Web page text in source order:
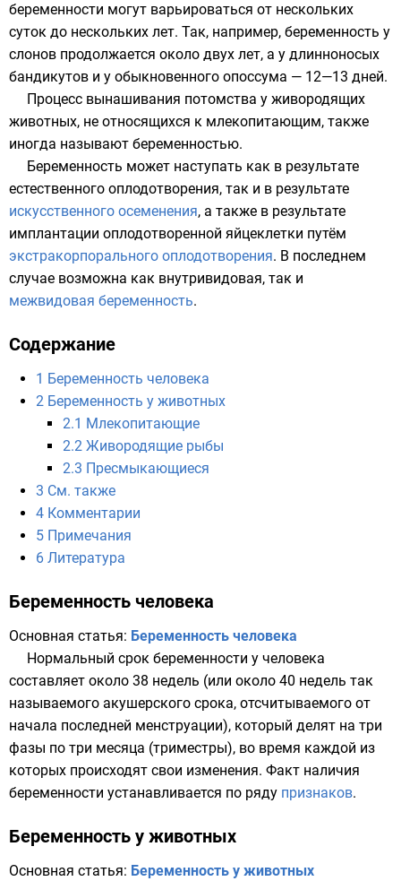
беременности могут варьироваться от нескольких
суток до нескольких лет. Так, например, беременность у
слонов продолжается около двух лет, а у длинноносых
бандикутов и у обыкновенного опоссума — 12—13 дней.
Процесс вынашивания потомства у живородящих
животных, не относящихся к млекопитающим, также
иногда называют беременностью.
Беременность может наступать как в результате
естественного оплодотворения, так и в результате
искусственного осеменения, а также в результате
имплантации оплодотворенной яйцеклетки путём
экстракорпорального оплодотворения. В последнем
случае возможна как внутривидовая, так и
межвидовая беременность.
Содержание
1 Беременность человека
2 Беременность у животных
2.1 Млекопитающие
2.2 Живородящие рыбы
2.3 Пресмыкающиеся
3 См. также
4 Комментарии
5 Примечания
6 Литература
Беременность человека
Основная статья: Беременность человека
Нормальный срок беременности у человека
составляет около 38 недель (или около 40 недель так
называемого акушерского срока, отсчитываемого от
начала последней менструации), который делят на три
фазы по три месяца (триместры), во время каждой из
которых происходят свои изменения. Факт наличия
беременности устанавливается по ряду признаков.
Беременность у животных
Основная статья: Беременность у животных